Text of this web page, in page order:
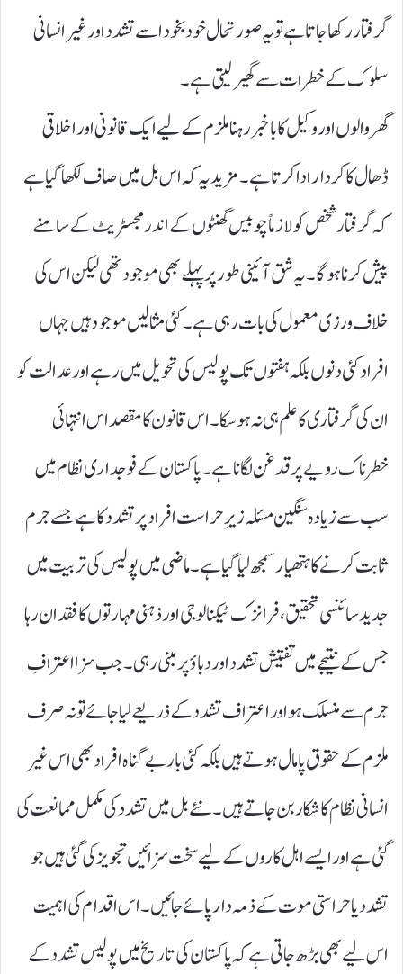
گرفتار رکھا جاتا ہے تو یہ صورتحال خود بخود اسے تشدد اور غیر انسانی
سلوک کے خطرات سے گھیر لیتی ہے۔
گھر والوں اور وکیل کا باخبر رہنا ملزم کے لیے ایک قانونی اور اخلاقی
ڈھال کا کردار ادا کرتا ہے۔ مزید یہ کہ اس بل میں صاف لکھا گیا ہے
کہ گرفتار شخص کو لازماً چوبیس گھنٹوں کے اندر مجسٹریٹ کے سامنے
پیش کرنا ہوگا۔ یہ شق آئینی طور پر پہلے بھی موجود تھی لیکن اس کی
خلاف ورزی معمول کی بات رہی ہے۔ کئی مثالیں موجود ہیں جہاں
افراد کئی دنوں بلکہ ہفتوں تک پولیس کی تحویل میں رہے اور عدالت کو
ان کی گرفتاری کا علم ہی نہ ہو سکا۔ اس قانون کا مقصد اس انتہائی
خطرناک رویے پر قدغن لگانا ہے۔ پاکستان کے فوجداری نظام میں
سب سے زیادہ سنگین مسئلہ زیرِ حراست افراد پر تشدد کا ہے جسے جرم
ثابت کرنے کا ہتھیار سمجھ لیا گیا ہے۔ ماضی میں پولیس کی تربیت میں
جدید سائنسی تحقیق، فرانزک ٹیکنالوجی اور ذہنی مہارتوں کا فقدان رہا
جس کے نتیجے میں تفتیش تشدد اور دباؤ پر مبنی رہی۔ جب سزا اعترافِ
جرم سے منسلک ہو اور اعتراف تشدد کے ذریعے لیا جائے تو نہ صرف
ملزم کے حقوق پامال ہوتے ہیں بلکہ کئی بار بے گناہ افراد بھی اس غیر
انسانی نظام کا شکار بن جاتے ہیں۔ نئے بل میں تشدد کی مکمل ممانعت کی
گئی ہے اور ایسے اہل کاروں کے لیے سخت سزائیں تجویز کی گئی ہیں جو
تشدد یا حراستی موت کے ذمہ دار پائے جائیں۔ اس اقدام کی اہمیت
اس لیے بھی بڑھ جاتی ہے کہ پاکستان کی تاریخ میں پولیس تشدد کے